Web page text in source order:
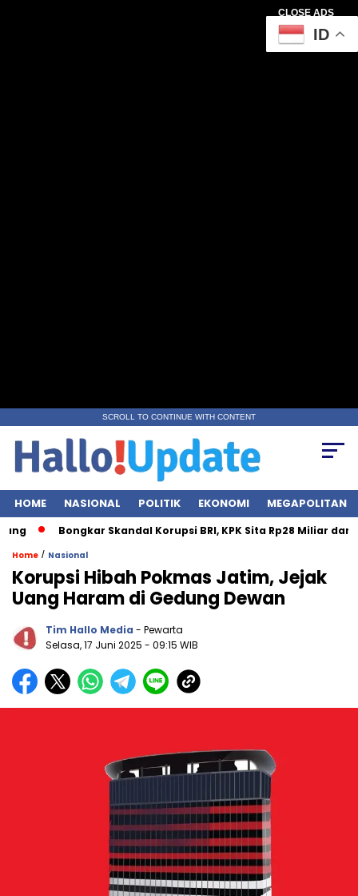
CLOSE ADS
SCROLL TO CONTINUE WITH CONTENT
HOME NASIONAL POLITIK EKONOMI MEGAPOLITAN
Bongkar Skandal Korupsi BRI, KPK Sita Rp28 Miliar dari 7 Lokasi!
Home / Nasional
Korupsi Hibah Pokmas Jatim, Jejak
Uang Haram di Gedung Dewan
Tim Hallo Media - Pewarta
Selasa, 17 Juni 2025 - 09:15 WIB
ID